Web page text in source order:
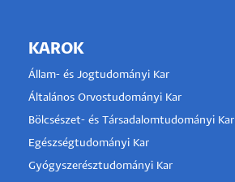
KAROK
Állam- és Jogtudományi Kar
Általános Orvostudományi Kar
Bölcsészet- és Társadalomtudományi Kar
Egészségtudományi Kar
Gyógyszerésztudományi Kar